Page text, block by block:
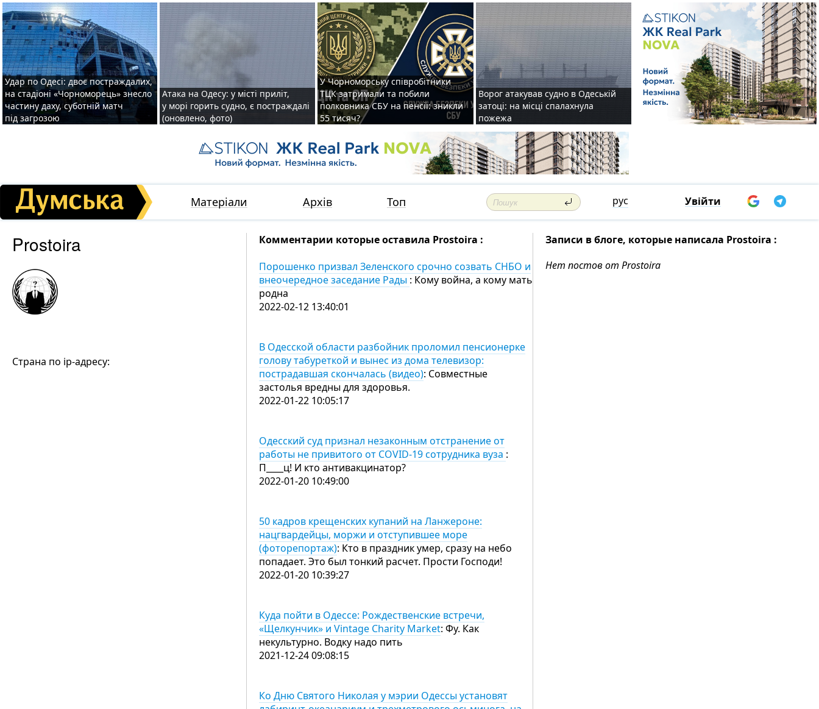
Удар по Одесі: двоє постраждалих,
на стадіоні «Чорноморець» знесло
частину даху, суботній матч
під загрозою
Атака на Одесу: у місті приліт,
у морі горить судно, є постраждалі
(оновлено, фото)
У Чорноморську співробітники
ТЦК затримали та побили
полковника СБУ на пенсії: зникли
55 тисяч?
Ворог атакував судно в Одеській
затоці: на місці спалахнула
пожежа
Матеріали Архів Топ рус Увійти
Prostoira
Страна по ip-адресу:
Комментарии которые оставила Prostoira :
Порошенко призвал Зеленского срочно созвать СНБО и
внеочередное заседание Рады : Кому война, а кому мать
родна
2022-02-12 13:40:01
В Одесской области разбойник проломил пенсионерке
голову табуреткой и вынес из дома телевизор:
пострадавшая скончалась (видео): Совместные
застолья вредны для здоровья.
2022-01-22 10:05:17
Одесский суд признал незаконным отстранение от
работы не привитого от COVID-19 сотрудника вуза :
П____ц! И кто антивакцинатор?
2022-01-20 10:49:00
50 кадров крещенских купаний на Ланжероне:
нацгвардейцы, моржи и отступившее море
(фоторепортаж): Кто в праздник умер, сразу на небо
попадает. Это был тонкий расчет. Прости Господи!
2022-01-20 10:39:27
Куда пойти в Одессе: Рождественские встречи,
«Щелкунчик» и Vintage Charity Market: Фу. Как
некультурно. Водку надо пить
2021-12-24 09:08:15
Ко Дню Святого Николая у мэрии Одессы установят
Записи в блоге, которые написала Prostoira :
Нет постов от Prostoira